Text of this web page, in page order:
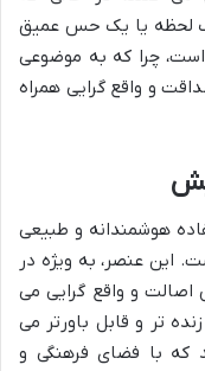
لحظه یا یک حس عمیق
چرا که به موضوعی
و واقع گرایی همراه
هوشمندانه و طبیعی
این عنصر، به ویژه در
و واقع گرایی می
تر و قابل باورتر می
که با فضای فرهنگی و